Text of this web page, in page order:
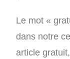
Le mot «
dans notre
article